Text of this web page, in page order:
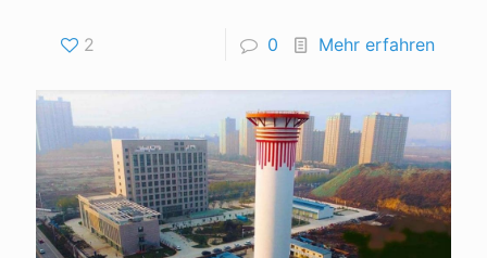
2 0 Mehr erfahren